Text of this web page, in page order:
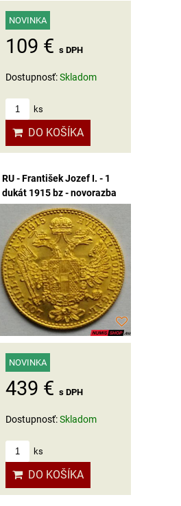
NOVINKA
109 € s DPH
Dostupnosť:Skladom
ks
DO KOŠÍKA
RU - František Jozef I. - 1
dukát 1915 bz - novorazba
NOVINKA
439 € s DPH
Dostupnosť:Skladom
ks
DO KOŠÍKA